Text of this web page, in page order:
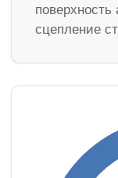
сцепление